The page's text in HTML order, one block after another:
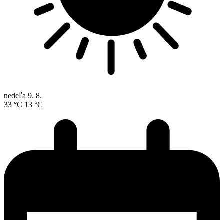
nedeľa 9. 8.
33 °C 13 °C